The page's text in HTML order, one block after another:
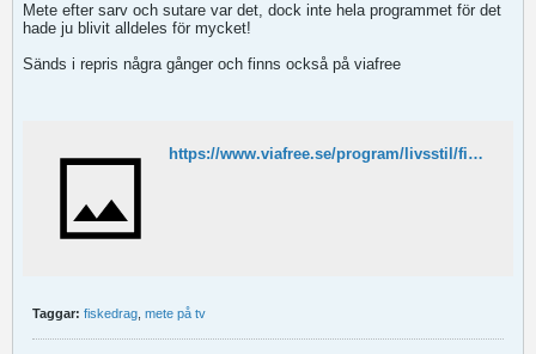
Mete efter sarv och sutare var det, dock inte hela programmet för det
hade ju blivit alldeles för mycket!
Sänds i repris några gånger och finns också på viafree
https://www.viafree.se/program/livsstil/fiskedrag/sasong-1/avsnitt-6
Taggar: fiskedrag mete på tv